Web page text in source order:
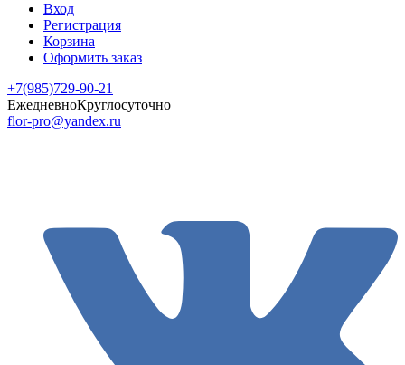
Вход
Регистрация
Корзина
Оформить заказ
+7(985)729-90-21
ЕжедневноКруглосуточно
flor-pro@yandex.ru